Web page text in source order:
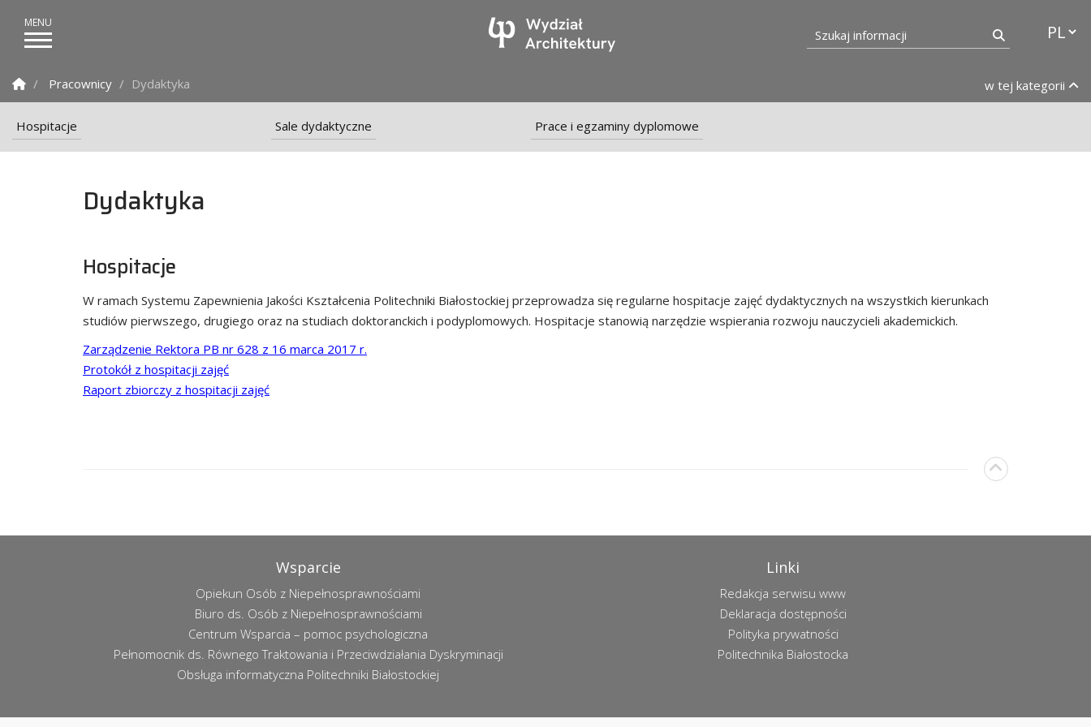
Szukaj informacji
Strona Główna
Pracownicy Dydaktyka w tej kategorii
Hospitacje Sale dydaktyczne Prace i egzaminy dyplomowe
Dydaktyka
Hospitacje
W ramach Systemu Zapewnienia Jakości Kształcenia Politechniki Białostockiej przeprowadza się regularne hospitacje zajęć dydaktycznych na wszystkich kierunkach
studiów pierwszego, drugiego oraz na studiach doktoranckich i podyplomowych. Hospitacje stanowią narzędzie wspierania rozwoju nauczycieli akademickich.
Zarządzenie Rektora PB nr 628 z 16 marca 2017 r.
Protokół z hospitacji zajęć
Raport zbiorczy z hospitacji zajęć
Wsparcie
Opiekun Osób z Niepełnosprawnościami
Biuro ds. Osób z Niepełnosprawnościami
Centrum Wsparcia – pomoc psychologiczna
Pełnomocnik ds. Równego Traktowania i Przeciwdziałania Dyskryminacji
Obsługa informatyczna Politechniki Białostockiej
Linki
Redakcja serwisu www
Deklaracja dostępności
Polityka prywatności
Politechnika Białostocka